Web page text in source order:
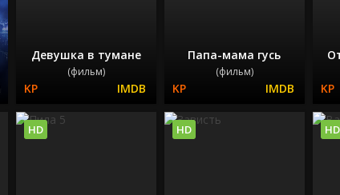
Девушка в тумане
(фильм)
Папа-мама гусь
(фильм)
HD HD HD